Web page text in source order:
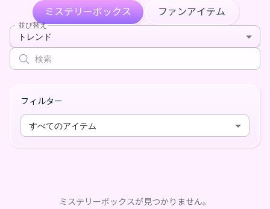
ミステリーボックス ファンアイテム
並び替え
トレンド
フィルター
すべてのアイテム
ミステリーボックスが見つかりません。